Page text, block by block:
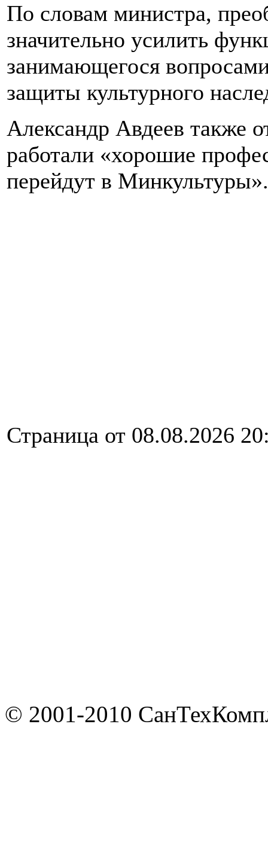
По словам министра,
значительно усилить
занимающегося
защиты культурного
Александр Авдеев также
работали «хорошие
перейдут в Минкультуры».
Страница от 08.08.2026
© 2001-2010